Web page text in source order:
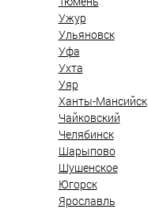
Ужур
Ульяновск
Уфа
Ухта
Уяр
Ханты-Мансийск
Чайковский
Челябинск
Шарыпово
Шушенское
Югорск
Ярославль